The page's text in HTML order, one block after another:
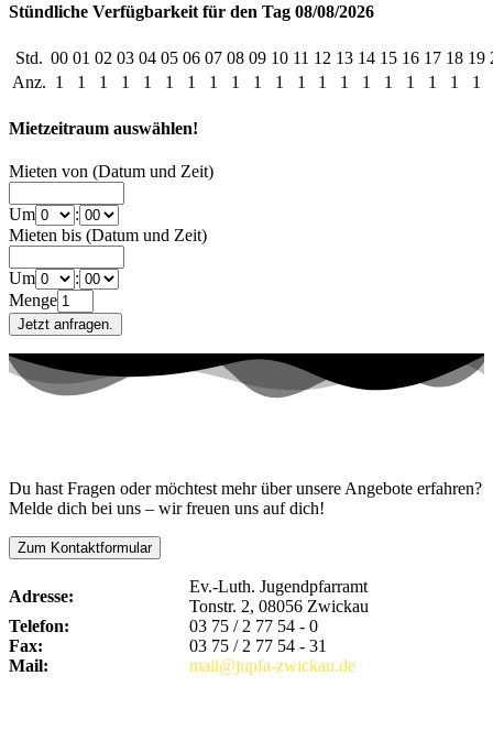
Stündliche Verfügbarkeit für den Tag 08/08/2026
Std. 00 01 02 03 04 05 06 07 08 09 10 11 12 13 14 15 16 17 18 19
Anz. 1 1 1 1 1 1 1 1 1 1 1 1 1 1 1 1 1 1 1 1
Mietzeitraum auswählen!
Mieten von (Datum und Zeit)
Um
:
Mieten bis (Datum und Zeit)
Um
:
Menge
Du hast Fragen oder möchtest mehr über unsere Angebote erfahren?
Melde dich bei uns – wir freuen uns auf dich!
Zum Kontaktformular
Adresse:
Ev.-Luth. Jugendpfarramt
Tonstr. 2, 08056 Zwickau
Telefon:
03 75 / 2 77 54 - 0
Fax:
03 75 / 2 77 54 - 31
Mail:
mail@jupfa-zwickau.de